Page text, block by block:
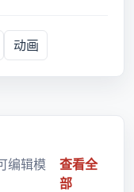
动画
编辑模
查看全
部